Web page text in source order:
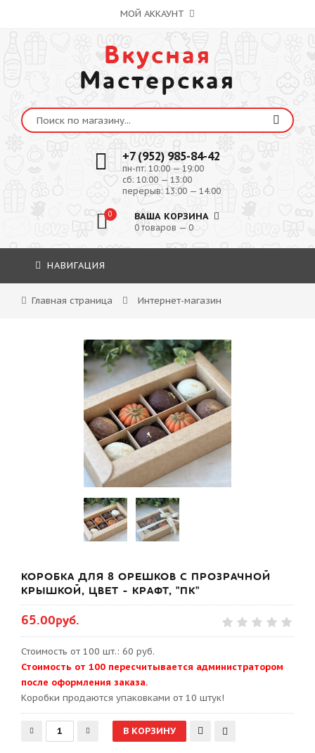
МОЙ АККАУНТ
Вкусная
Мастерская
+7 (952) 985-84-42
пн-пт: 10:00 — 19:00
сб: 10:00 — 13:00
перерыв: 13:00 — 14:00
0 ВАША КОРЗИНА
0 товаров — 0
НАВИГАЦИЯ
Главная страница Интернет-магазин
КОРОБКА ДЛЯ 8 ОРЕШКОВ С ПРОЗРАЧНОЙ
КРЫШКОЙ, ЦВЕТ - КРАФТ, "ПК"
65.00руб.
Стоимость от 100 шт.: 60 руб.
Стоимость от 100 пересчитывается администратором
после оформления заказа.
Kоробки продаются упаковками от 10 штук!